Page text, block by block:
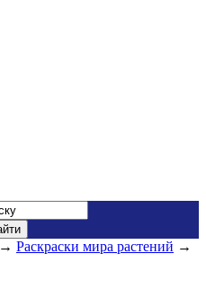
→ Раскраски мира растений →